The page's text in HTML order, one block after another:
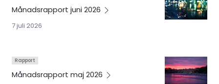
Månadsrapport juni2026
7 juli 2026
Rapport
Månadsrapport maj2026